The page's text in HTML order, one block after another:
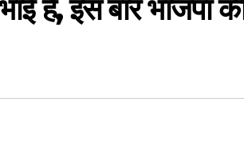
है, इस बार भाजपा की